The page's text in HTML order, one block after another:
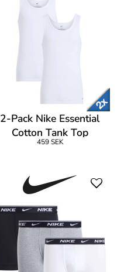
2-Pack Nike Essential
Cotton Tank Top
459 SEK